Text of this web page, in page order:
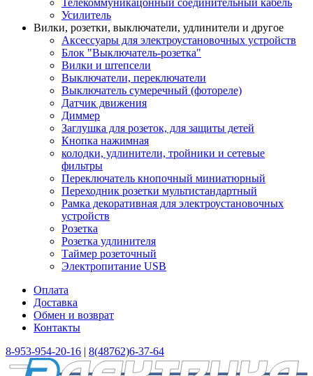
Телекоммуникацонный соединительный кабель
Усилитель
Вилки, розетки, выключатели, удлинители и другое
Аксессуары для электроустановочных устройств
Блок "Выключатель-розетка"
Вилки и штепсели
Выключатели, переключатели
Выключатель сумеречный (фотореле)
Датчик движения
Диммер
Заглушка для розеток, для защиты детей
Кнопка нажимная
колодки, удлинители, тройники и сетевые
фильтры
Переключатель кнопочный миниатюрный
Переходник розетки мультистандартный
Рамка декоративная для электроустановочных
устройств
Розетка
Розетка удлинителя
Таймер розеточный
Электропитание USB
Оплата
Доставка
Обмен и возврат
Контакты
8-953-954-20-16 | 8(48762)6-37-64